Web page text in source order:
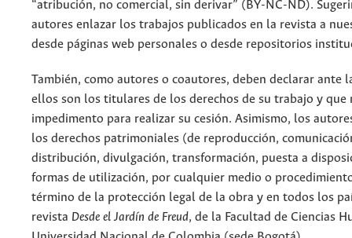
“atribución, no comercial, sin derivar” (BY-NC-ND).
autores enlazar los trabajos publicados en la revista a
desde páginas web personales o desde repositorios
También, como autores o coautores, deben declarar ante
ellos son los titulares de los derechos de su trabajo y que
impedimento para realizar su cesión. Asimismo, los
los derechos patrimoniales (de reproducción,
distribución, divulgación, transformación, puesta a
formas de utilización, por cualquier medio o
término de la protección legal de la obra y en todos los
revista Desde el Jardín de Freud, de la Facultad de Ciencias